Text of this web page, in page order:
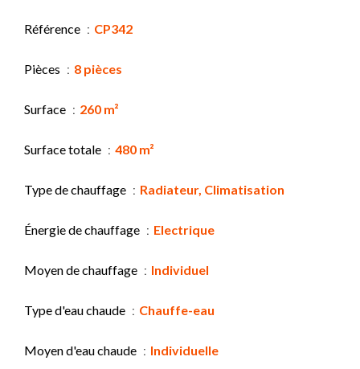
Référence CP342
Pièces 8 pièces
Surface 260 m²
Surface totale 480 m²
Type de chauffage Radiateur, Climatisation
Énergie de chauffage Electrique
Moyen de chauffage Individuel
Type d'eau chaude Chauffe-eau
Moyen d'eau chaude Individuelle